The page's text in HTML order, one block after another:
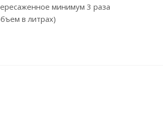
минимум 3 раза
в литрах)